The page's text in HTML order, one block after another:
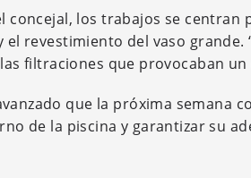
concejal, los trabajos se
el revestimiento del vaso
filtraciones que provocaban
que la próxima semana
de la piscina y garantizar su